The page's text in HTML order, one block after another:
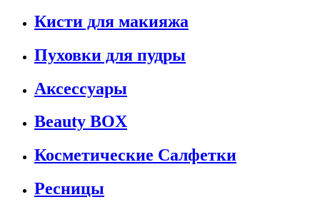
Кисти для макияжа
Пуховки для пудры
Аксессуары
Beauty BOX
Косметические Салфетки
Ресницы